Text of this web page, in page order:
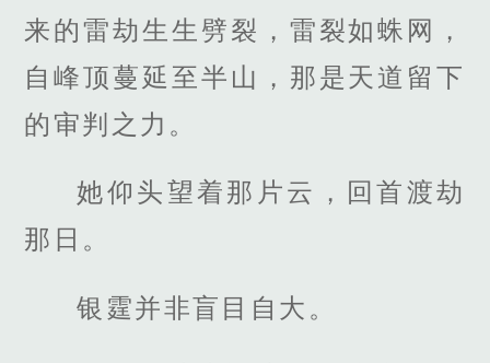
来的雷劫生生劈裂，雷裂如蛛网，
自峰顶蔓延至半山，那是天道留下
的审判之力。
她仰头望着那片云，回首渡劫
那日。
银霆并非盲目自大。